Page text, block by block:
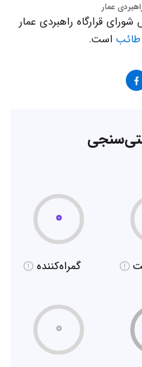
عمار
۱۳۳۸) رئیس شورای قرارگاه راهبردی عمار
است.
۰
گمراه‌کننده
۰